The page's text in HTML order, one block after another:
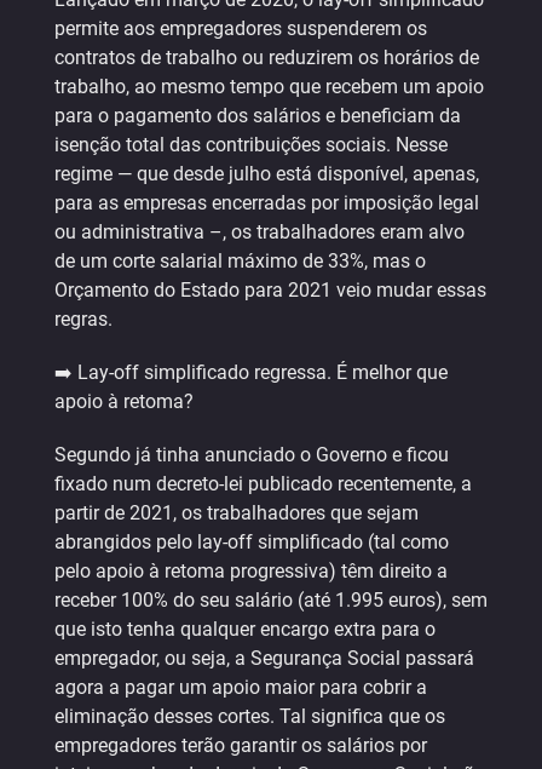
permite aos empregadores suspenderem os
contratos de trabalho ou reduzirem os horários de
trabalho, ao mesmo tempo que recebem um apoio
para o pagamento dos salários e beneficiam da
isenção total das contribuições sociais. Nesse
regime — que desde julho está disponível, apenas,
para as empresas encerradas por imposição legal
ou administrativa –, os trabalhadores eram alvo
de um corte salarial máximo de 33%, mas o
Orçamento do Estado para 2021 veio mudar essas
regras.
➡️ Lay-off simplificado regressa. É melhor que
apoio à retoma?
Segundo já tinha anunciado o Governo e ficou
fixado num decreto-lei publicado recentemente, a
partir de 2021, os trabalhadores que sejam
abrangidos pelo lay-off simplificado (tal como
pelo apoio à retoma progressiva) têm direito a
receber 100% do seu salário (até 1.995 euros), sem
que isto tenha qualquer encargo extra para o
empregador, ou seja, a Segurança Social passará
agora a pagar um apoio maior para cobrir a
eliminação desses cortes. Tal significa que os
empregadores terão garantir os salários por